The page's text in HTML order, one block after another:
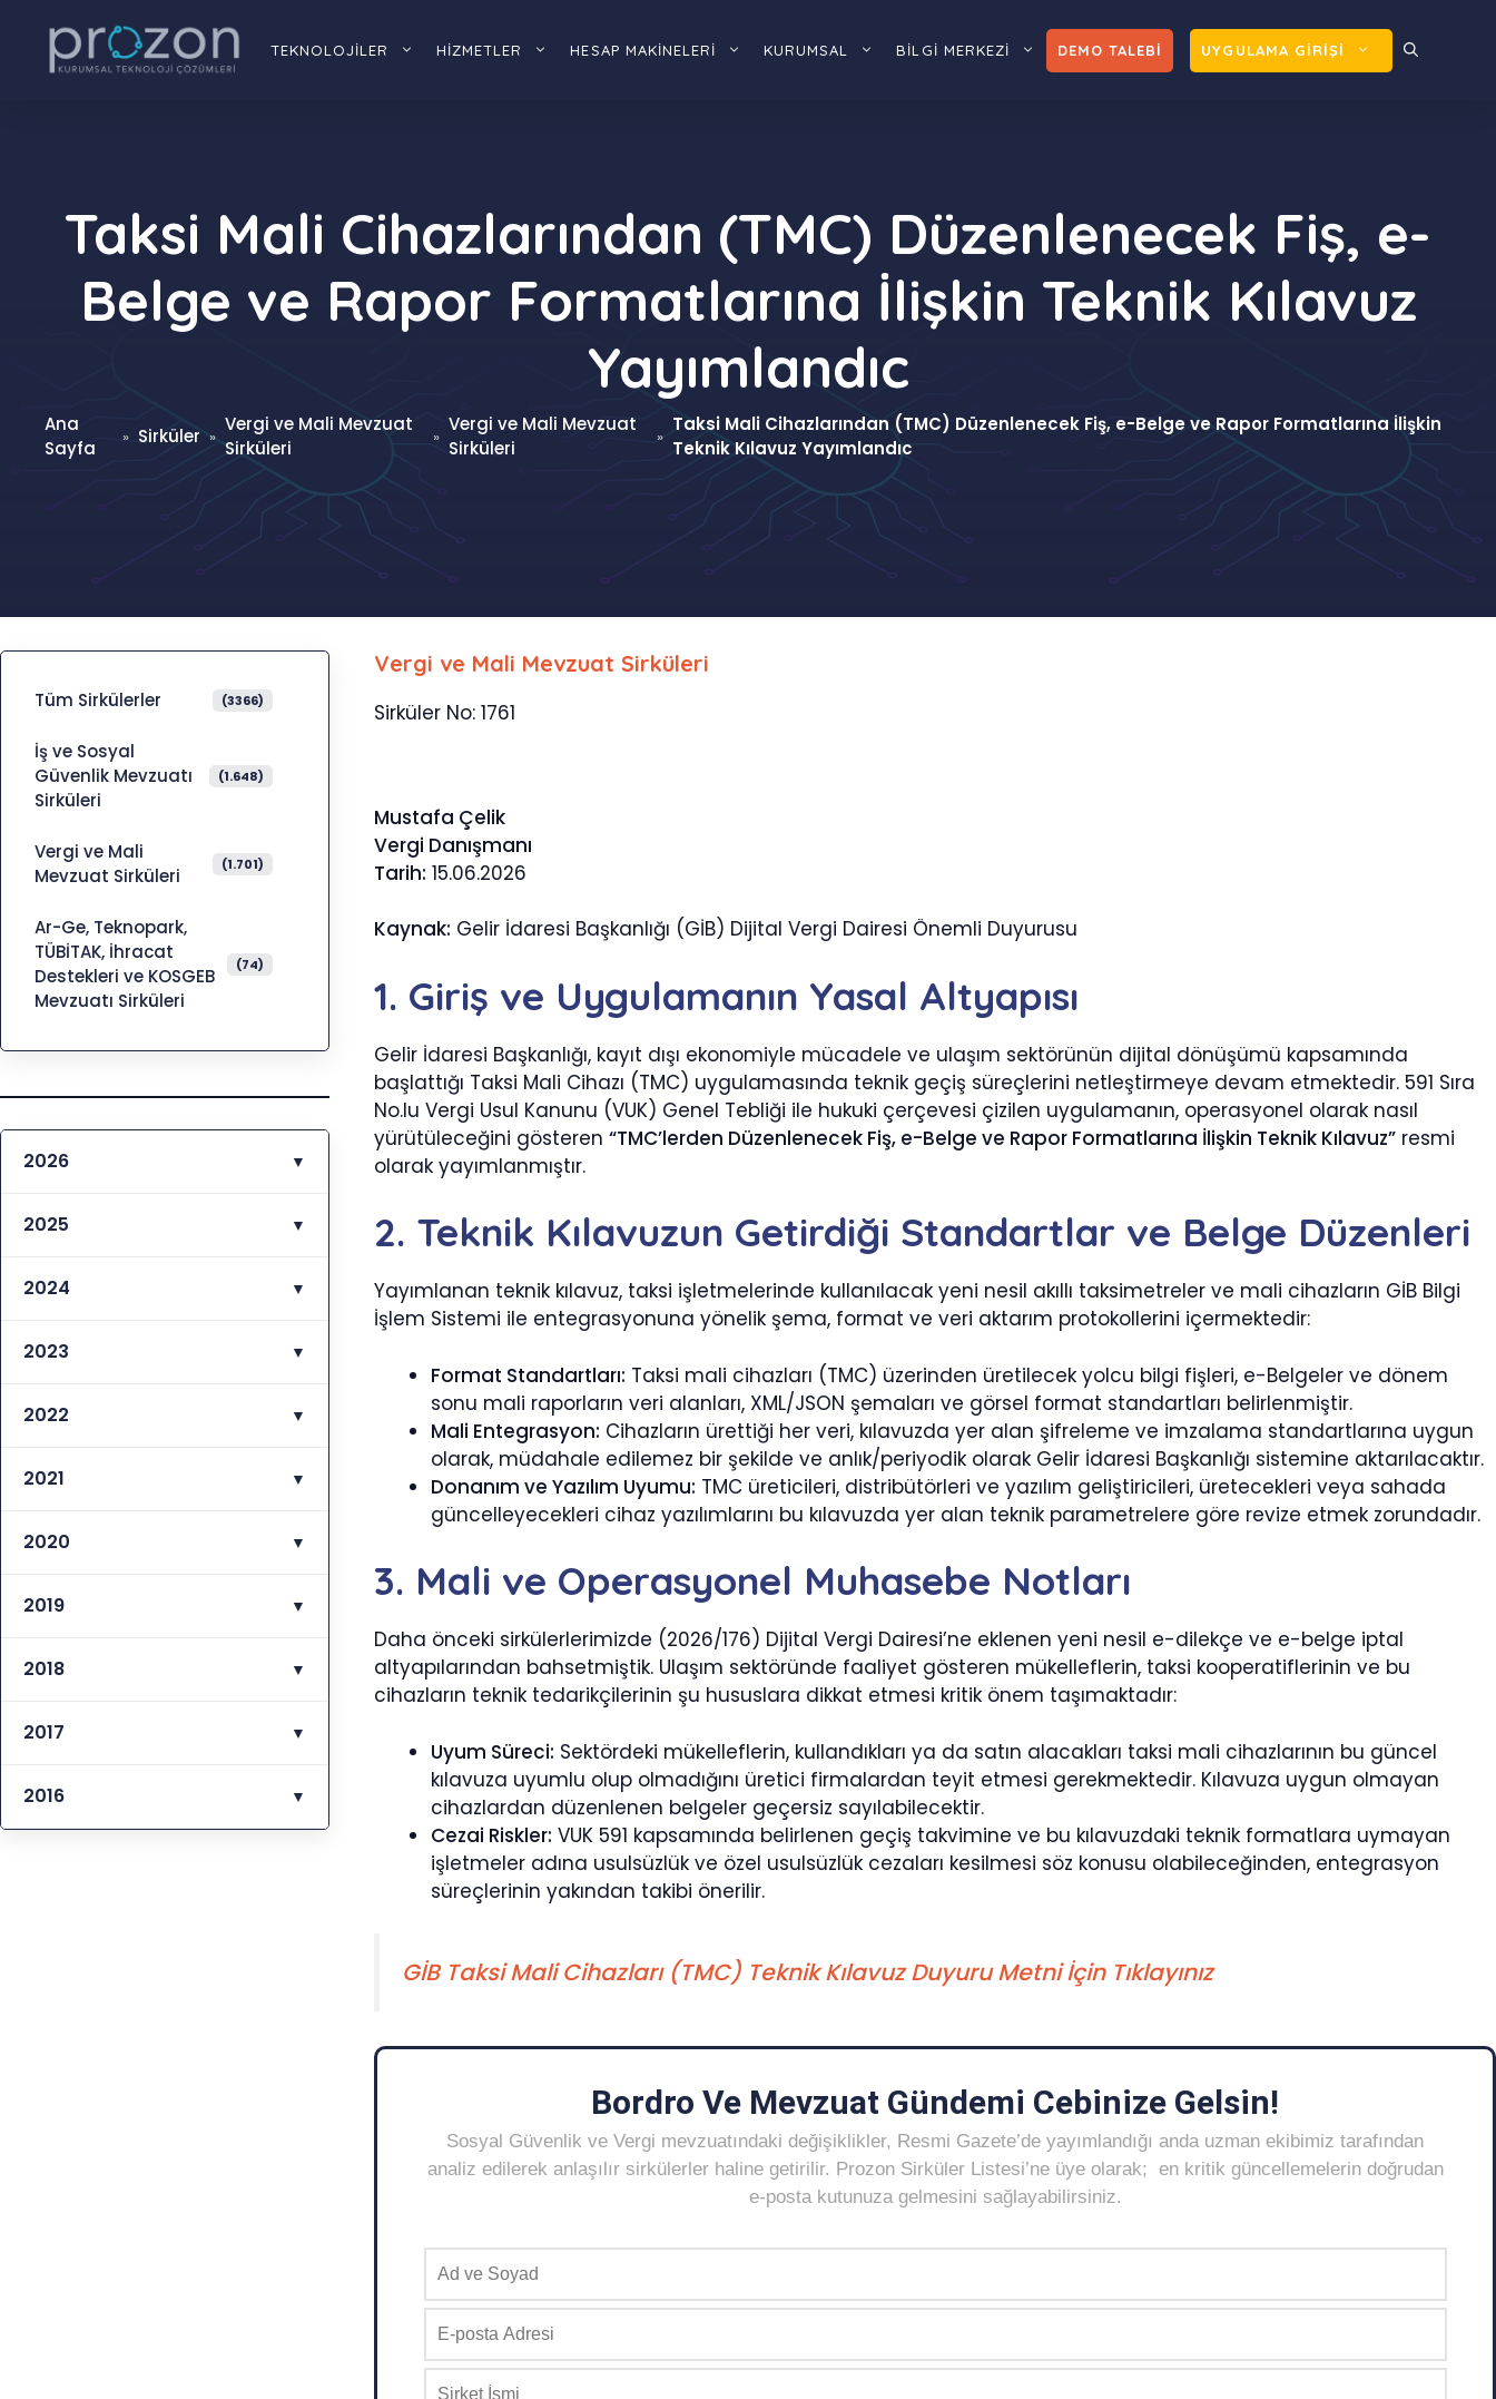
TEKNOLOJİLER HİZMETLER HESAP MAKİNELERİ KURUMSAL BİLGİ MERKEZİ DEMO TALEBİ UYGULAMA GİRİŞİ
Taksi Mali Cihazlarından (TMC) Düzenlenecek Fiş, e-
Belge ve Rapor Formatlarına İlişkin Teknik Kılavuz
Yayımlandıc
Ana
Sayfa
» Sirküler »
Vergi ve Mali Mevzuat
Sirküleri
»
Vergi ve Mali Mevzuat
Sirküleri
»
Taksi Mali Cihazlarından (TMC) Düzenlenecek Fiş, e-Belge ve Rapor Formatlarına İlişkin
Teknik Kılavuz Yayımlandıc
Vergi ve Mali Mevzuat Sirküleri
Sirküler No: 1761
Mustafa Çelik
Vergi Danışmanı
Tarih: 15.06.2026
Kaynak: Gelir İdaresi Başkanlığı (GİB) Dijital Vergi Dairesi Önemli Duyurusu
1. Giriş ve Uygulamanın Yasal Altyapısı
Gelir İdaresi Başkanlığı, kayıt dışı ekonomiyle mücadele ve ulaşım sektörünün dijital dönüşümü kapsamında
başlattığı Taksi Mali Cihazı (TMC) uygulamasında teknik geçiş süreçlerini netleştirmeye devam etmektedir. 591 Sıra
No.lu Vergi Usul Kanunu (VUK) Genel Tebliği ile hukuki çerçevesi çizilen uygulamanın, operasyonel olarak nasıl
yürütüleceğini gösteren “TMC’lerden Düzenlenecek Fiş, e-Belge ve Rapor Formatlarına İlişkin Teknik Kılavuz” resmi
olarak yayımlanmıştır.
2. Teknik Kılavuzun Getirdiği Standartlar ve Belge Düzenleri
Yayımlanan teknik kılavuz, taksi işletmelerinde kullanılacak yeni nesil akıllı taksimetreler ve mali cihazların GİB Bilgi
İşlem Sistemi ile entegrasyonuna yönelik şema, format ve veri aktarım protokollerini içermektedir:
Format Standartları: Taksi mali cihazları (TMC) üzerinden üretilecek yolcu bilgi fişleri, e-Belgeler ve dönem
sonu mali raporların veri alanları, XML/JSON şemaları ve görsel format standartları belirlenmiştir.
Mali Entegrasyon: Cihazların ürettiği her veri, kılavuzda yer alan şifreleme ve imzalama standartlarına uygun
olarak, müdahale edilemez bir şekilde ve anlık/periyodik olarak Gelir İdaresi Başkanlığı sistemine aktarılacaktır.
Donanım ve Yazılım Uyumu: TMC üreticileri, distribütörleri ve yazılım geliştiricileri, üretecekleri veya sahada
güncelleyecekleri cihaz yazılımlarını bu kılavuzda yer alan teknik parametrelere göre revize etmek zorundadır.
3. Mali ve Operasyonel Muhasebe Notları
Daha önceki sirkülerlerimizde (2026/176) Dijital Vergi Dairesi’ne eklenen yeni nesil e-dilekçe ve e-belge iptal
altyapılarından bahsetmiştik. Ulaşım sektöründe faaliyet gösteren mükelleflerin, taksi kooperatiflerinin ve bu
cihazların teknik tedarikçilerinin şu hususlara dikkat etmesi kritik önem taşımaktadır:
Uyum Süreci: Sektördeki mükelleflerin, kullandıkları ya da satın alacakları taksi mali cihazlarının bu güncel
kılavuza uyumlu olup olmadığını üretici firmalardan teyit etmesi gerekmektedir. Kılavuza uygun olmayan
cihazlardan düzenlenen belgeler geçersiz sayılabilecektir.
Cezai Riskler: VUK 591 kapsamında belirlenen geçiş takvimine ve bu kılavuzdaki teknik formatlara uymayan
işletmeler adına usulsüzlük ve özel usulsüzlük cezaları kesilmesi söz konusu olabileceğinden, entegrasyon
süreçlerinin yakından takibi önerilir.
GİB Taksi Mali Cihazları (TMC) Teknik Kılavuz Duyuru Metni İçin Tıklayınız
Bordro Ve Mevzuat Gündemi Cebinize Gelsin!
Sosyal Güvenlik ve Vergi mevzuatındaki değişiklikler, Resmi Gazete’de yayımlandığı anda uzman ekibimiz tarafından
analiz edilerek anlaşılır sirkülerler haline getirilir. Prozon Sirküler Listesi’ne üye olarak; en kritik güncellemelerin doğrudan
e-posta kutunuza gelmesini sağlayabilirsiniz.
Tüm Sirkülerler (3366)
İş ve Sosyal
Güvenlik Mevzuatı
Sirküleri
(1.648)
Vergi ve Mali
Mevzuat Sirküleri
(1.701)
Ar-Ge, Teknopark,
TÜBİTAK, İhracat
Destekleri ve KOSGEB
Mevzuatı Sirküleri
(74)
2026 ▼
2025 ▼
2024 ▼
2023 ▼
2022 ▼
2021 ▼
2020 ▼
2019 ▼
2018 ▼
2017 ▼
2016 ▼